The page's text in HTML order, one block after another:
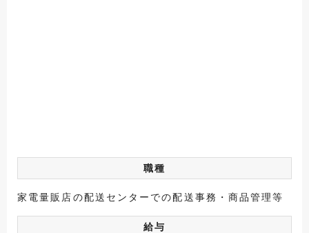
職種
家電量販店の配送センターでの配送事務・商品管理等
給与